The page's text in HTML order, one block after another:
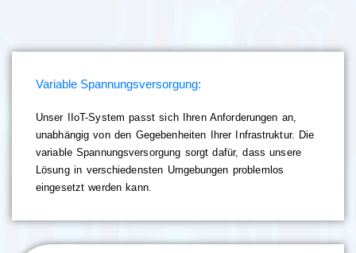
Variable Spannungsversorgung:
Unser IIoT-System passt sich Ihren Anforderungen an,
unabhängig von den Gegebenheiten Ihrer Infrastruktur. Die
variable Spannungsversorgung sorgt dafür, dass unsere
Lösung in verschiedensten Umgebungen problemlos
eingesetzt werden kann.